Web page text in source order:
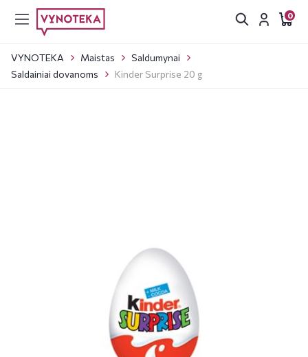
0
VYNOTEKA Maistas
Saldumynai
Saldainiai dovanoms
Kinder Surprise 20 g